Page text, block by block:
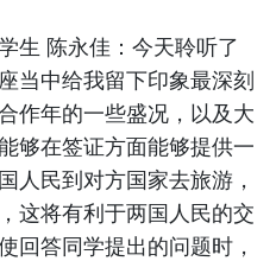
生 陈永佳：今天聆听了
当中给我留下印象最深刻
作年的一些盛况，以及大
够在签证方面能够提供一
人民到对方国家去旅游，
这将有利于两国人民的交
回答同学提出的问题时，